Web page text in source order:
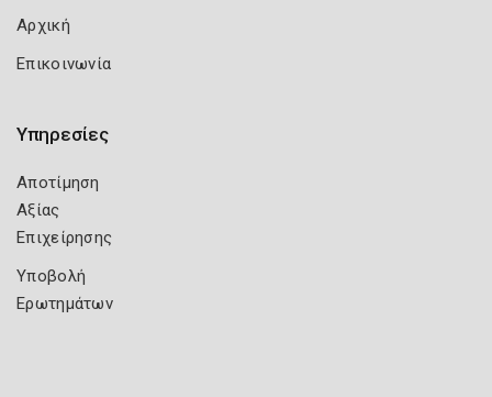
Αρχική
Επικοινωνία
Υπηρεσίες
Αποτίμηση
Αξίας
Επιχείρησης
Υποβολή
Ερωτημάτων